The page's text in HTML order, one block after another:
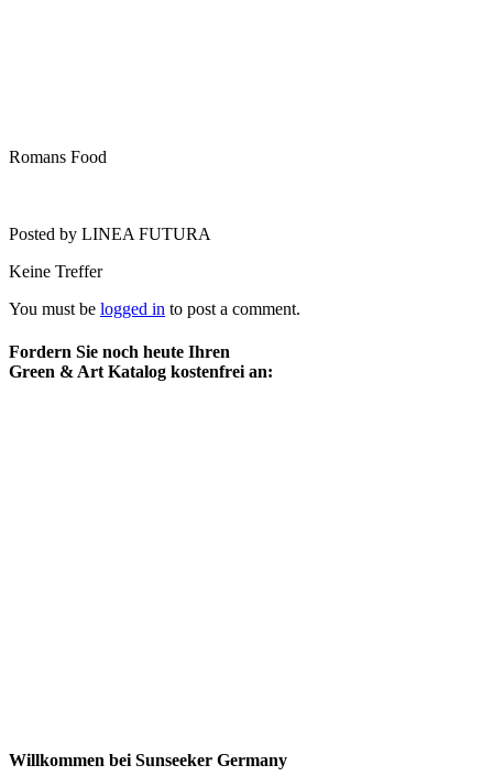
Romans Food
Posted by LINEA FUTURA
Keine Treffer
You must be logged in to post a comment.
Fordern Sie noch heute Ihren
Green & Art Katalog kostenfrei an:
Willkommen bei Sunseeker Germany